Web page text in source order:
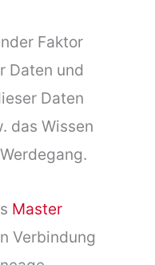
Faktor
Daten und
Daten
das Wissen
Master
Verbindung